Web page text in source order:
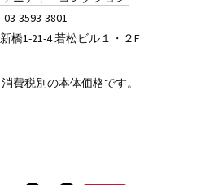
03-3593-3801
橋1-21-4 若松ビル１・２F
費税別の本体価格です。